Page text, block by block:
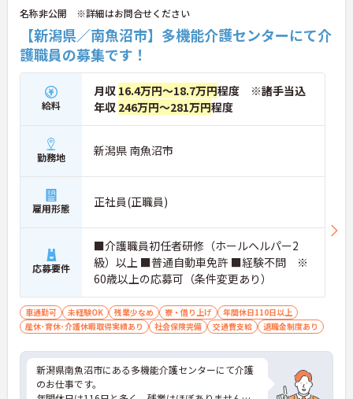
名称非公開 ※詳細はお問合せください
【新潟県／南魚沼市】多機能介護センターにて介
護職員の募集です！
給料
月収 16.4万円～18.7万円程度 ※諸手当込
年収 246万円～281万円程度
勤務地 新潟県 南魚沼市
雇用形態 正社員(正職員)
応募要件
■介護職員初任者研修（ホールヘルパー2
級）以上 ■普通自動車免許 ■経験不問 ※
60歳以上の応募可（条件変更あり）
車通勤可 未経験OK 残業少なめ 寮・借り上げ
年間休日110日以上
産休･育休･介護休暇取得実績あり
社会保険完備 交通費支給 退職金制度あり
新潟県南魚沼市にある多機能介護センターにて介護
のお仕事です。